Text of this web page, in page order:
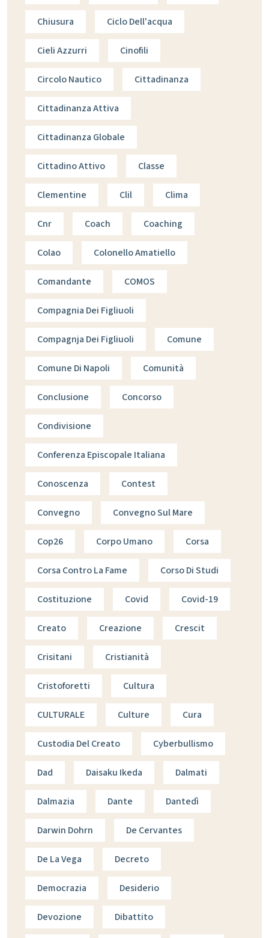
Chiusura Ciclo Dell'acqua
Cieli Azzurri Cinofili
Circolo Nautico Cittadinanza
Cittadinanza Attiva
Cittadinanza Globale
Cittadino Attivo Classe
Clementine Clil Clima
Cnr Coach Coaching
Colao Colonello Amatiello
Comandante COMOS
Compagnia Dei Figliuoli
Compagnja Dei Figliuoli Comune
Comune Di Napoli Comunità
Conclusione Concorso
Condivisione
Conferenza Episcopale Italiana
Conoscenza Contest
Convegno Convegno Sul Mare
Cop26 Corpo Umano Corsa
Corsa Contro La Fame Corso Di Studi
Costituzione Covid Covid-19
Creato Creazione Crescit
Crisitani Cristianità
Cristoforetti Cultura
CULTURALE Culture Cura
Custodia Del Creato Cyberbullismo
Dad Daisaku Ikeda Dalmati
Dalmazia Dante Dantedì
Darwin Dohrn De Cervantes
De La Vega Decreto
Democrazia Desiderio
Devozione Dibattito